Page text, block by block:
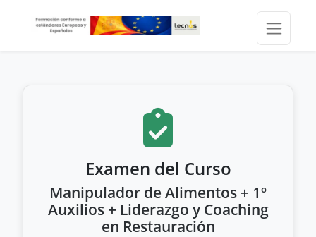
Examen del Curso
Manipulador de Alimentos + 1º
Auxilios + Liderazgo y Coaching
en Restauración